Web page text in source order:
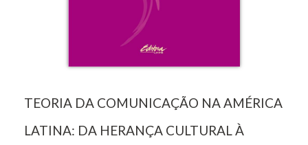
TEORIA DA COMUNICAÇÃO NA AMÉRICA
LATINA: DA HERANÇA CULTURAL À